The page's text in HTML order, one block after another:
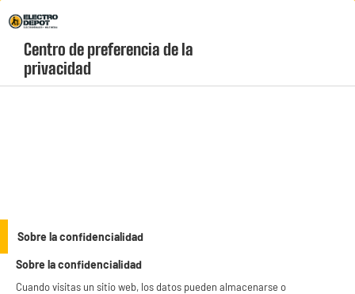
Menú
geolocation-header-icon-text
account
Silver Clase D
Centro de preferencia de la
privacidad
Sobre la confidencialidad
Sobre la confidencialidad
Cuando visitas un sitio web, los datos pueden almacenarse o